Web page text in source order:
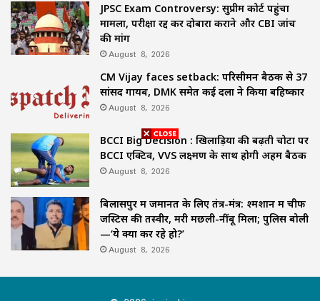
JPSC Exam Controversy: सुप्रीम कोर्ट पहुंचा
मामला, परीक्षा रद्द कर दोबारा कराने और CBI जांच
की मांग
August 8, 2026
CM Vijay faces setback: परिसीमन बैठक से 37
सांसद गायब, DMK समेत कई दलों ने किया बहिष्कार
August 8, 2026
BCCI Big Decision : खिलाड़ियों की बढ़ती चोटों पर
BCCI एक्टिव, VVS लक्ष्मण के साथ होगी अहम बैठक
August 8, 2026
बिलासपुर में जमानत के लिए तंत्र-मंत्र: श्मशान में चीफ
जस्टिस की तस्वीर, मरी मछली-नींबू मिला; पुलिस बोली
—‘ये क्या कर रहे हो?’
August 8, 2026